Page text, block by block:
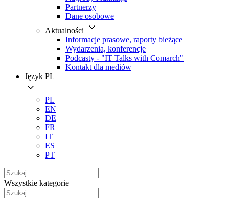
Partnerzy
Dane osobowe
Aktualności
Informacje prasowe, raporty bieżące
Wydarzenia, konferencje
Podcasty - "IT Talks with Comarch"
Kontakt dla mediów
Język PL
PL
EN
DE
FR
IT
ES
PT
Wszystkie kategorie